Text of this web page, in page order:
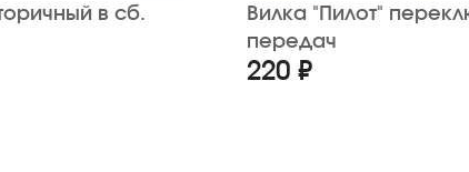
в сб.
Вилка "Пилот"
передач
220 ₽